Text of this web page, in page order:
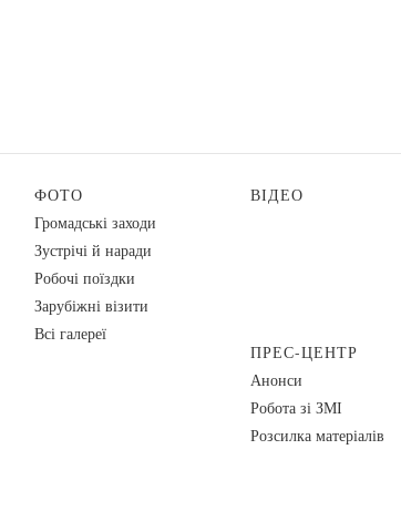
ФОТО
Громадські заходи
Зустрічі й наради
Робочі поїздки
Зарубіжні візити
Всі галереї
ВІДЕО
ПРЕС-ЦЕНТР
Анонси
Робота зі ЗМІ
Розсилка матеріалів